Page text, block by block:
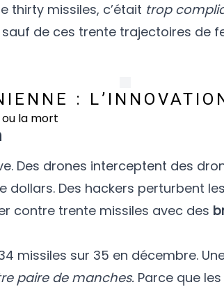
thirty missiles, c’était trop
sauf de ces trente trajectoires de
:
Des drones interceptent des
dollars. Des hackers perturbent
contre trente missiles avec des
missiles sur 35 en décembre.
paire de manches. Parce que